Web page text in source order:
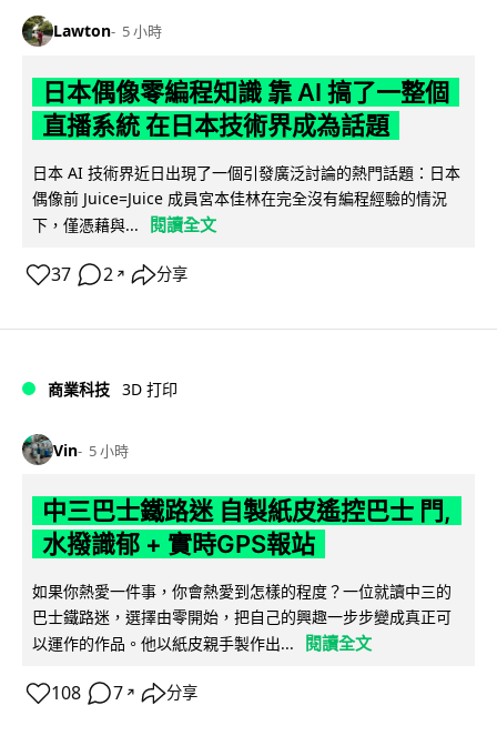
Lawton 5 小時
日本偶像零編程知識 靠 AI 搞了一整個
直播系統 在日本技術界成為話題
日本 AI 技術界近日出現了一個引發廣泛討論的熱門話題：日本
偶像前 Juice=Juice 成員宮本佳林在完全沒有編程經驗的情況
下，僅憑藉與...
閱讀全文
37 2 ↗ 分享
商業科技 3D 打印
Vin 5 小時
中三巴士鐵路迷 自製紙皮遙控巴士 門,
水撥識郁 + 實時GPS報站
如果你熱愛一件事，你會熱愛到怎樣的程度？一位就讀中三的
巴士鐵路迷，選擇由零開始，把自己的興趣一步步變成真正可
以運作的作品。他以紙皮親手製作出...
閱讀全文
108 7 ↗ 分享